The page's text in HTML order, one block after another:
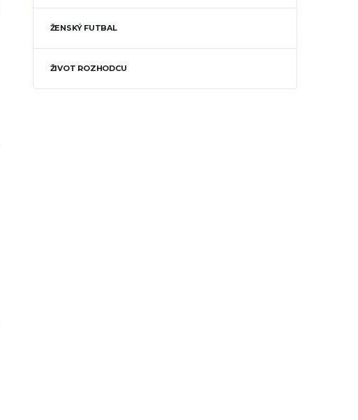
ŽENSKÝ FUTBAL
ŽIVOT ROZHODCU